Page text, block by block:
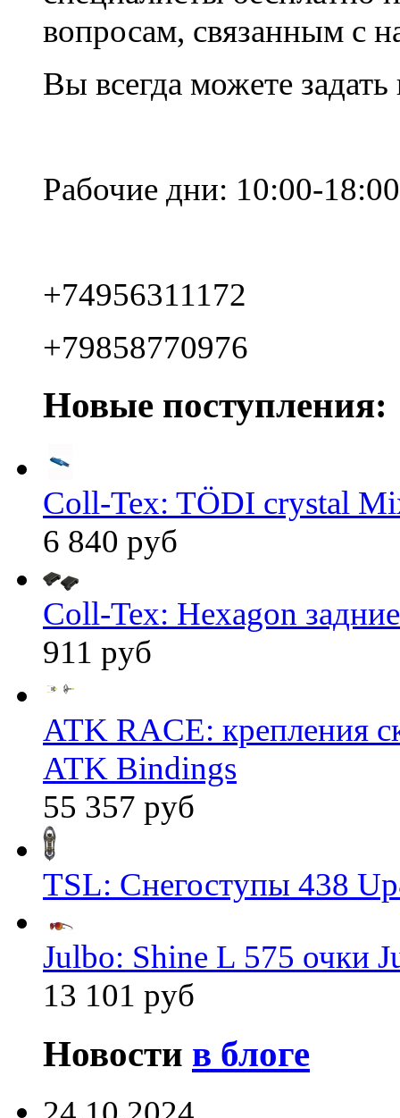
вопросам, связанным с
Вы всегда можете
Рабочие дни: 10:00-18:00
+74956311172
+79858770976
Новые поступления:
Coll-Tex: TÖDI crystal
6 840 руб
Coll-Tex: Hexagon
911 руб
ATK RACE: крепления
ATK Bindings
55 357 руб
TSL: Снегоступы 438
Julbo: Shine L 575 очки
13 101 руб
Новости в блоге